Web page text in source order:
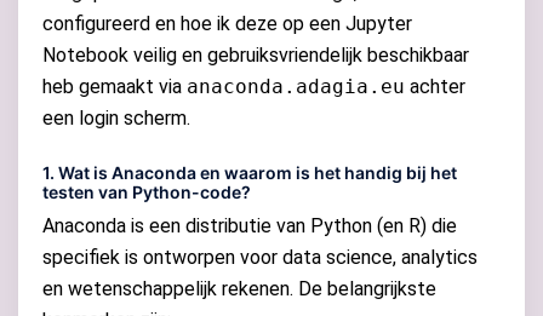
configureerd en hoe ik deze op een Jupyter
Notebook veilig en gebruiksvriendelijk beschikbaar
heb gemaakt via anaconda.adagia.eu achter
een login scherm.
1. Wat is Anaconda en waarom is het handig bij het
testen van Python-code?
Anaconda is een distributie van Python (en R) die
specifiek is ontworpen voor data science, analytics
en wetenschappelijk rekenen. De belangrijkste